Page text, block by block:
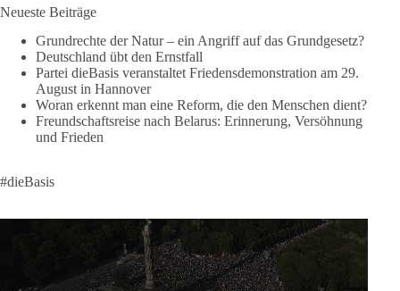
Die Gipfelerklärung liest sich jedoch wie ein Protokoll einer
industriellen Kriegskonferenz:
Neue Milliardenhilfen für die Ukraine, neue Verpflichtungen
für Europa, gigantische Rüstungsdeals, Ausbau der
Verteidigungsindustrie, Modernisierung der Streitkräfte, ein
klares Bekenntnis zur militärischen Abschreckung und dazu
Und wo war der Austausch über eine friedensorientierte
🟩🟩🟦🟦🟥🟥🟧🟧
dieBasis fordert als einzige Partei in Deutschland den Austritt
Neueste Beiträge
Grundrechte der Natur – ein Angriff auf das Grundgesetz?
Deutschland übt den Ernstfall
Partei dieBasis veranstaltet Friedensdemonstration am 29.
August in Hannover
Woran erkennt man eine Reform, die den Menschen dient?
Freundschaftsreise nach Belarus: Erinnerung, Versöhnung
und Frieden
#dieBasis